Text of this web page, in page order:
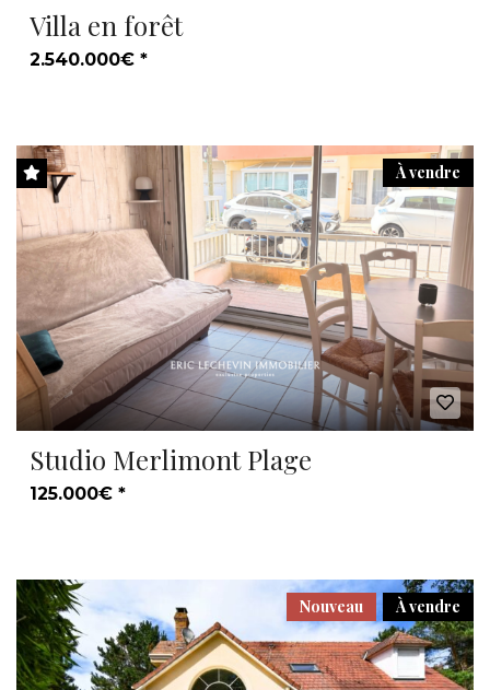
Villa en forêt
2.540.000€ *
À vendre
Studio Merlimont Plage
125.000€ *
À vendre
Nouveau